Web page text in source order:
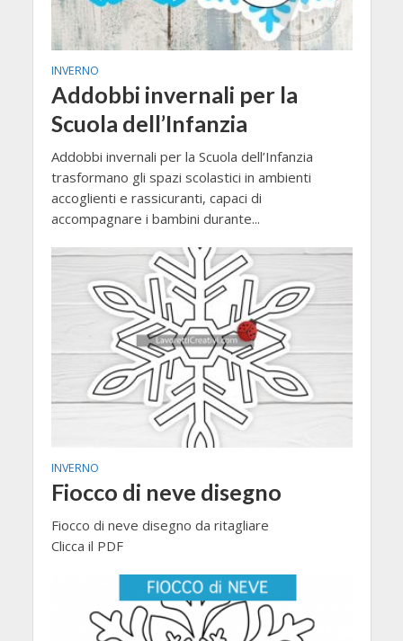
INVERNO
Addobbi invernali per la
Scuola dell’Infanzia
Addobbi invernali per la Scuola dell’Infanzia
trasformano gli spazi scolastici in ambienti
accoglienti e rassicuranti, capaci di
accompagnare i bambini durante...
INVERNO
Fiocco di neve disegno
Fiocco di neve disegno da ritagliare
Clicca il PDF